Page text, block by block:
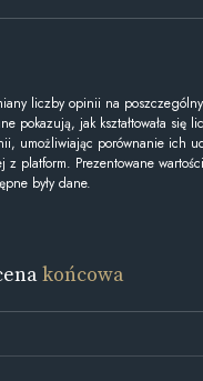
liczby opinii na
pokazują, jak kształtowała się
umożliwiając porównanie ich
z platform. Prezentowane
były dane.
końcowa